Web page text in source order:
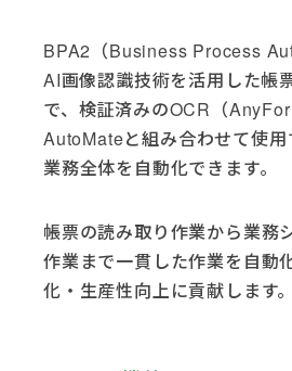
BPA2（Business Process
AI画像認識技術を活用した帳
で、検証済みのOCR（
AutoMateと組み合わせて使
業務全体を自動化できます。
帳票の読み取り作業から業務
作業まで一貫した作業を自動
化・生産性向上に貢献します。